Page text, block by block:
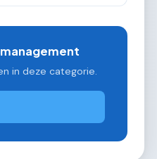
in deze categorie.